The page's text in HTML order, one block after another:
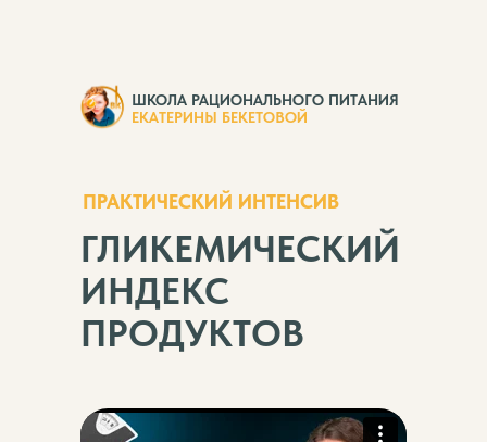
ПРАКТИЧЕСКИЙ ИНТЕНСИВ
ГЛИКЕМИЧЕСКИЙ
ИНДЕКС
ПРОДУКТОВ
ШКОЛА РАЦИОНАЛЬНОГО ПИТАНИЯ
ЕКАТЕРИНЫ БЕКЕТОВОЙ